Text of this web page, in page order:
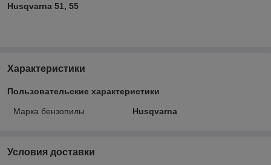
Husqvarna 51, 55
Характеристики
Пользовательские характеристики
Марка бензопилы Husqvarna
Условия доставки